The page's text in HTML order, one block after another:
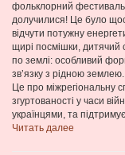
фольклорний
долучилися! Це було
відчути потужну
щирі посмішки, дитячий
по землі: особливий
зв’язку з рідною
Це про міжрегіональну
згуртованості у часи
українцями, та
Читать далее